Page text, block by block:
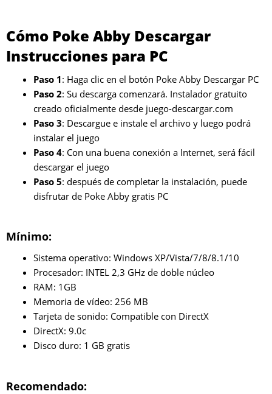
Cómo Poke Abby Descargar
Instrucciones para PC
Paso 1: Haga clic en el botón Poke Abby Descargar PC
Paso 2: Su descarga comenzará. Instalador gratuito
creado oficialmente desde juego-descargar.com
Paso 3: Descargue e instale el archivo y luego podrá
instalar el juego
Paso 4: Con una buena conexión a Internet, será fácil
descargar el juego
Paso 5: después de completar la instalación, puede
disfrutar de Poke Abby gratis PC
Mínimo:
Sistema operativo: Windows XP/Vista/7/8/8.1/10
Procesador: INTEL 2,3 GHz de doble núcleo
RAM: 1GB
Memoria de vídeo: 256 MB
Tarjeta de sonido: Compatible con DirectX
DirectX: 9.0c
Disco duro: 1 GB gratis
Recomendado: